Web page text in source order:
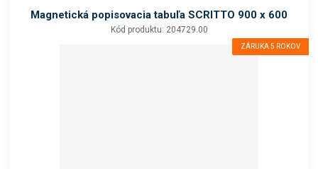
Magnetická popisovacia tabuľa SCRITTO 900 x 600
Kód produktu: 204729.00
ZÁRUKA 5 ROKOV